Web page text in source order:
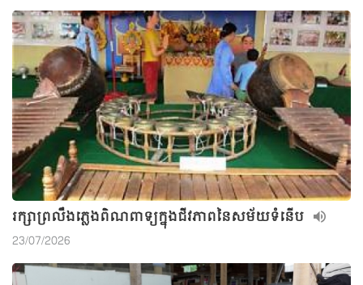
រក្សាព្រលឹងភ្លេងពិណពាទ្យក្នុងជីវភាពនៃសម័យទំនើប
23/07/2026